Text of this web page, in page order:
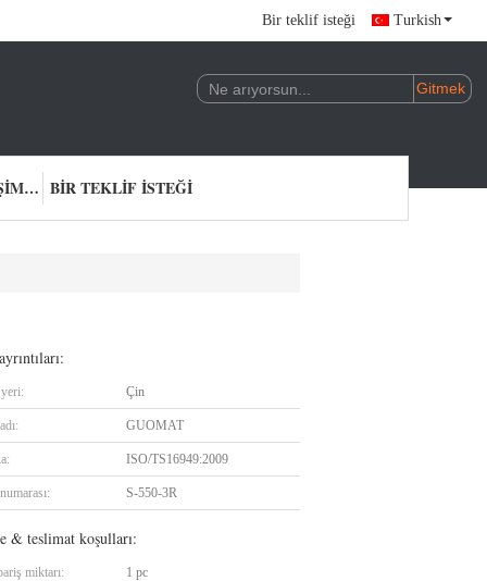
Bir teklif isteği Turkish
BIZIMLE ILETIŞIME GEÇIN BIR TEKLIF ISTEĞI
Çin
GUOMAT
ISO/TS16949:2009
S-550-3R
& teslimat koşulları:
miktarı: 1 pc